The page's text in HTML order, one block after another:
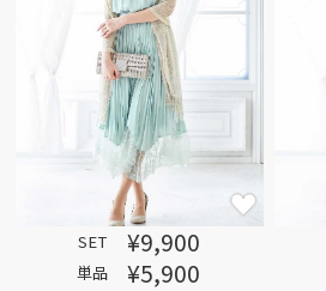
SET ¥9,900
単品 ¥5,900